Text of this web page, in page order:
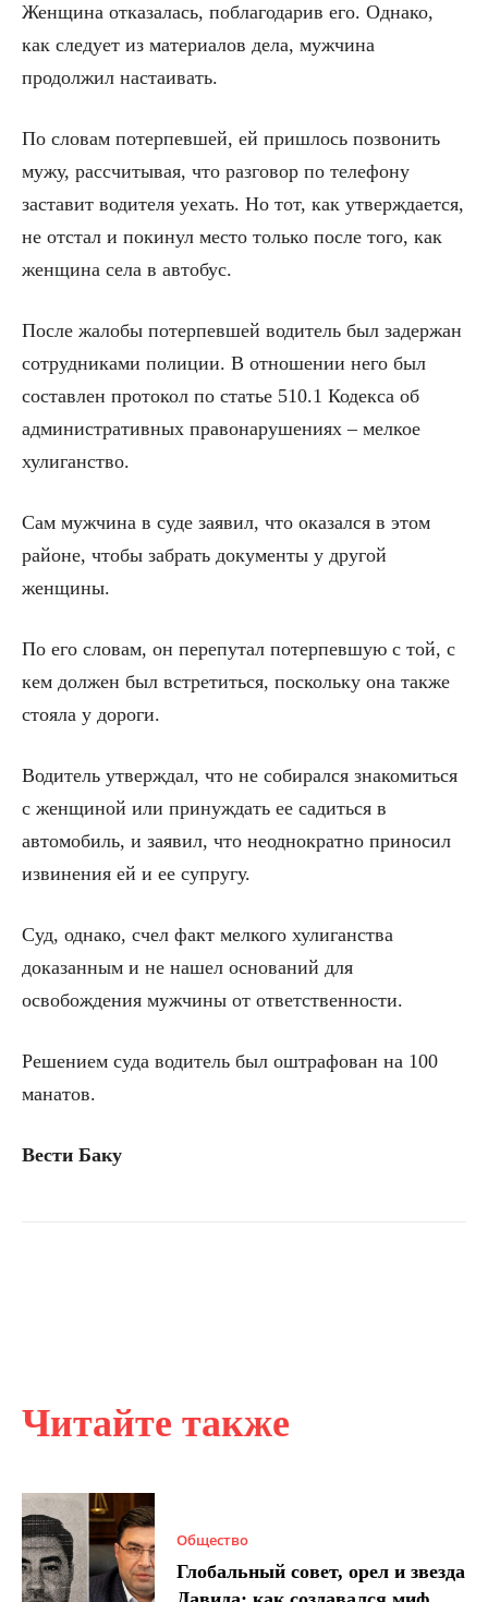
Читайте также
Общество
Глобальный совет, орел и звезда
Женщина отказалась, поблагодарив его. Однако,
как следует из материалов дела, мужчина
продолжил настаивать.
По словам потерпевшей, ей пришлось позвонить
мужу, рассчитывая, что разговор по телефону
заставит водителя уехать. Но тот, как утверждается,
не отстал и покинул место только после того, как
женщина села в автобус.
После жалобы потерпевшей водитель был задержан
сотрудниками полиции. В отношении него был
составлен протокол по статье 510.1 Кодекса об
административных правонарушениях – мелкое
хулиганство.
Сам мужчина в суде заявил, что оказался в этом
районе, чтобы забрать документы у другой
женщины.
По его словам, он перепутал потерпевшую с той, с
кем должен был встретиться, поскольку она также
стояла у дороги.
Водитель утверждал, что не собирался знакомиться
с женщиной или принуждать ее садиться в
автомобиль, и заявил, что неоднократно приносил
извинения ей и ее супругу.
Суд, однако, счел факт мелкого хулиганства
доказанным и не нашел оснований для
освобождения мужчины от ответственности.
Решением суда водитель был оштрафован на 100
манатов.
Вести Баку